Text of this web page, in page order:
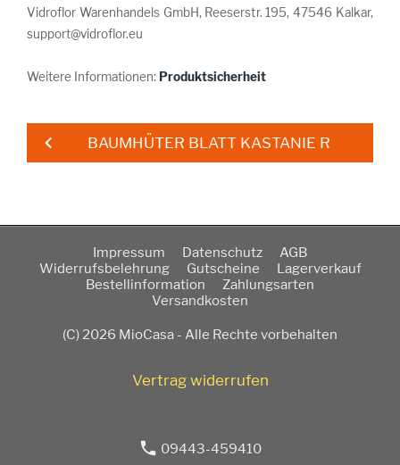
Vidroflor Warenhandels GmbH, Reeserstr. 195, 47546 Kalkar,
support@vidroflor.eu
Weitere Informationen: Produktsicherheit
BAUMHÜTER BLATT KASTANIE R
Impressum Datenschutz
AGB
Widerrufsbelehrung
Gutscheine
Lagerverkauf
Bestellinformation
Zahlungsarten
Versandkosten
(C) 2026 MioCasa - Alle Rechte vorbehalten
Vertrag widerrufen
09443-459410